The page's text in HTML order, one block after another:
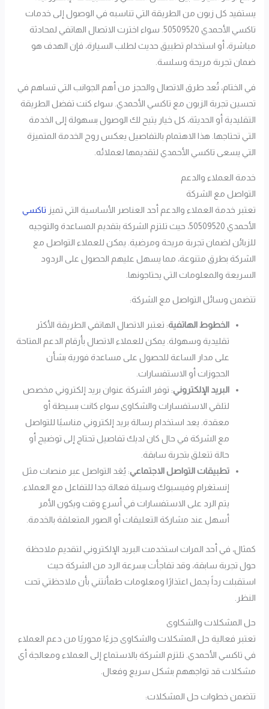
يستفيد كل زبون من الطريقة التي تناسبه في الوصول إلى خدمات
تاكسي الأحمدي 50509520. سواء اخترت الاتصال الهاتفي لمحادثة
مباشرة، أو استخدام تطبيق حديث لطلب السيارة، فإن الهدف هو
ضمان تجربة مريحة وسلسة.
في الختام، تُعد طرق الاتصال والحجز من أهم الجوانب التي تساهم في
تحسين تجربة الزبون مع تاكسي الأحمدي. سواء كنت تفضل الطريقة
التقليدية أو الحديثة، كل خيار يتيح لك الوصول بسهولة إلى الخدمة
التي تحتاجها. هذا الاهتمام بالتفاصيل يعكس روح الخدمة المتميزة
التي يسعى تاكسي الأحمدي لتقديمها لعملائه.
خدمة العملاء والدعم
التواصل مع الشركة
تعتبر خدمة العملاء والدعم أحد العناصر الأساسية التي تميز تاكسي
الأحمدي 50509520، حيث تلتزم الشركة بتقديم المساعدة والتوجيه
للزبائن لضمان تجربة مريحة ومرضية. يمكن للعملاء التواصل مع
الشركة بطرق متنوعة، مما يسهل عليهم الحصول على الردود
السريعة والمعلومات التي يحتاجونها.
تتضمن وسائل التواصل مع الشركة:
الخطوط الهاتفية: تعتبر الاتصال الهاتفي الطريقة الأكثر
تقليدية وسهولة. يمكن للعملاء الاتصال بأرقام الدعم المتاحة
على مدار الساعة للحصول على مساعدة فورية بشأن
الحجوزات أو الاستفسارات.
البريد الإلكتروني: توفر الشركة عنوان بريد إلكتروني مخصص
لتلقي الاستفسارات والشكاوى سواء كانت بسيطة أو
معقدة. يعد استخدام رسالة بريد إلكتروني مناسبًا للتواصل
مع الشركة في حال كان لديك تفاصيل تحتاج إلى توضيح أو
حالة تتعلق بتجربة سابقة.
تطبيقات التواصل الاجتماعي: يُعَد التواصل عبر منصات مثل
إنستغرام وفيسبوك وسيلة فعالة جدا للتفاعل مع العملاء.
يتم الرد على الاستفسارات في أسرع وقت ويكون الأمر
أسهل عند مشاركة التعليقات أو الصور المتعلقة بالخدمة.
كمثال، في أحد المرات استخدمت البريد الإلكتروني لتقديم ملاحظة
حول تجربة سابقة، وقد تفاجأت بسرعة الرد من الشركة حيث
استقبلت رداً يحمل اعتذارًا ومعلومات طمأنتني بأن ملاحظتي تحت
النظر.
حل المشكلات والشكاوى
تعتبر فعالية حل المشكلات والشكاوى جزءًا محوريًا من دعم العملاء
في تاكسي الأحمدي. تلتزم الشركة بالاستماع إلى العملاء ومعالجة أي
مشكلات قد تواجههم بشكل سريع وفعال.
تتضمن خطوات حل المشكلات: